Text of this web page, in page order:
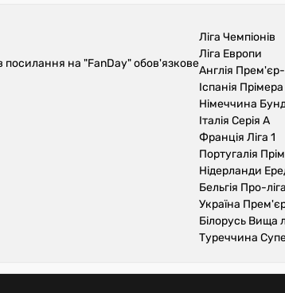
посилання на "FanDay" обов'язкове
Ліга Чемпіонів
Ліга Европи
Англія Прем'єр-
Іспанія Прімера
Німеччина
Італія Серія А
Франція Ліга 1
Португалія
Нідерланди
Бельгія Про-ліга
Україна
Білорусь Вища
Туреччина